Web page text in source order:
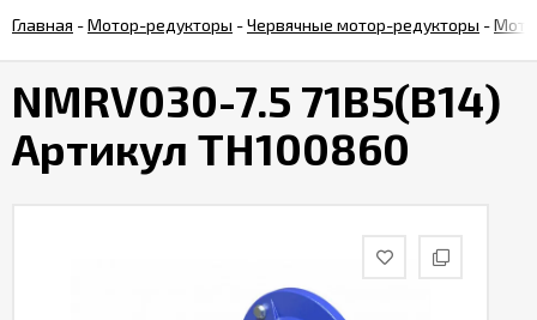
Главная -Мотор-редукторы -Червячные мотор-редукторы -
NMRV030-7.5 71B5(B14)
Артикул TH100860